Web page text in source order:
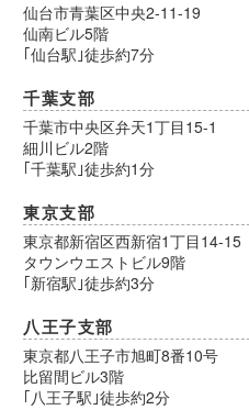
仙台市青葉区中央2-11-19
仙南ビル5階
｢仙台駅｣徒歩約7分
千葉支部
千葉市中央区弁天1丁目15-1
細川ビル2階
｢千葉駅｣徒歩約1分
東京支部
東京都新宿区西新宿1丁目14-15
タウンウエストビル9階
｢新宿駅｣徒歩約3分
八王子支部
東京都八王子市旭町8番10号
比留間ビル3階
｢八王子駅｣徒歩約2分